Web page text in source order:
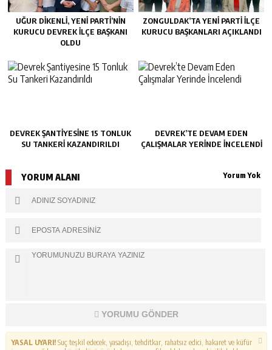
UĞUR DİKENLİ, YENİ PARTİ’NİN
KURUCU DEVREK İLÇE BAŞKANI
OLDU
ZONGULDAK’TA YENI PARTI İLÇE
KURUCU BAŞKANLARI AÇIKLANDI
DEVREK ŞANTIYESINE 15 TONLUK
SU TANKERI KAZANDIRILDI
DEVREK’TE DEVAM EDEN
ÇALIŞMALAR YERINDE İNCELENDI
YORUM ALANI Yorum Yok
YORUMU GÖNDER
YASAL UYARI!Suç teşkil edecek, yasadışı, tehditkar, rahatsız edici, hakaret ve küfür